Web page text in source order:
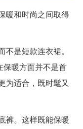
暖和时尚之间取得
是短款连衣裙。
保暖方面并不是首
为适合，既时髦又
裤。这样既能保暖